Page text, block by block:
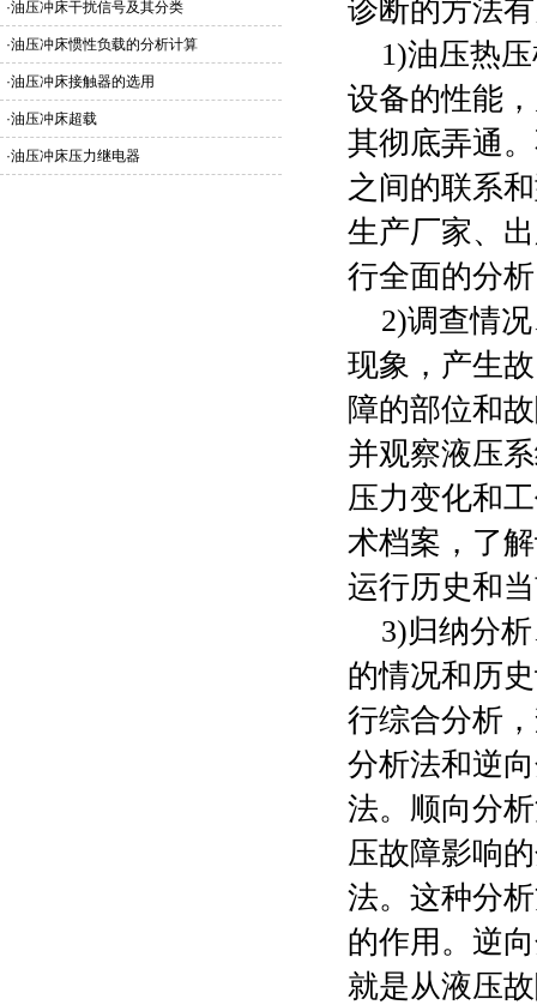
·油压冲床干扰信号及其分类
·油压冲床惯性负载的分析计算
·油压冲床接触器的选用
·油压冲床超载
·油压冲床压力继电器
诊断的方法
1)油压热
设备的性能
其彻底弄通
之间的联系
生产厂家、
行全面的分
2)调查情况
现象，产生故
障的部位和
并观察液压
压力变化和
术档案，了
运行历史和
3)归纳分析
的情况和历
行综合分析
分析法和逆
法。顺向分
压故障影响
法。这种分
的作用。逆
就是从液压